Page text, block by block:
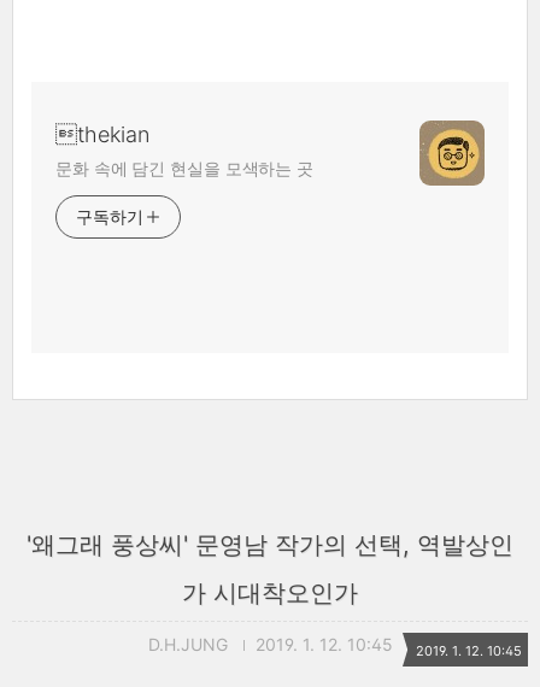
thekian
문화 속에 담긴 현실을 모색하는 곳
구독하기
'왜그래 풍상씨' 문영남 작가의 선택, 역발상인
가 시대착오인가
D.H.JUNG 2019. 1. 12. 10:45 2019. 1. 12. 10:45